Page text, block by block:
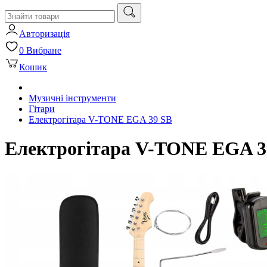
Авторизація
0 Вибране
Кошик
Музичні інструменти
Гітари
Електрогітара V-TONE EGA 39 SB
Електрогітара V-TONE EGA